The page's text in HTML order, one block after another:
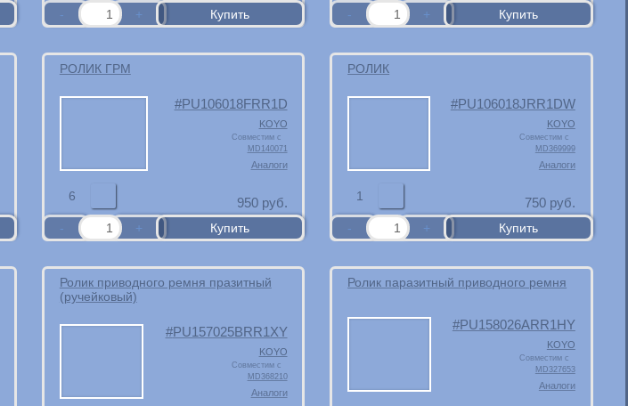
РОЛИК ГРМ
PU106018FRR1D
KOYO
Совместим с
MD140071
Аналоги
6 950руб.
РОЛИК
PU106018JRR1DW
KOYO
Совместим с
MD369999
Аналоги
1 750руб.
Ролик приводного ремня празитный
(ручейковый)
PU157025BRR1XY
KOYO
Совместим с
MD368210
Аналоги
Ролик паразитный приводного ремня
PU158026ARR1HY
KOYO
Совместим с
MD327653
Аналоги